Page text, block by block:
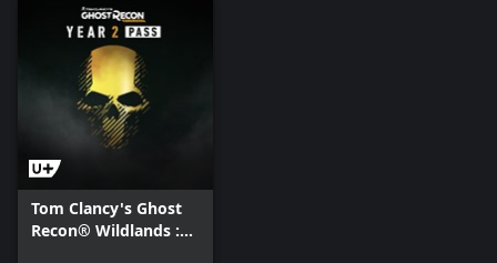
Tom Clancy's Ghost
Recon® Wildlands :